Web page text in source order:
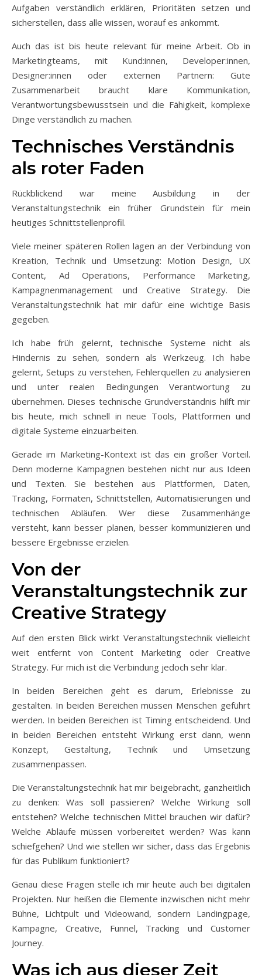
Aufgaben verständlich erklären, Prioritäten setzen und
sicherstellen, dass alle wissen, worauf es ankommt.
Auch das ist bis heute relevant für meine Arbeit. Ob in
Marketingteams, mit Kund:innen, Developer:innen,
Designer:innen oder externen Partnern: Gute
Zusammenarbeit braucht klare Kommunikation,
Verantwortungsbewusstsein und die Fähigkeit, komplexe
Dinge verständlich zu machen.
Technisches Verständnis
als roter Faden
Rückblickend war meine Ausbildung in der
Veranstaltungstechnik ein früher Grundstein für mein
heutiges Schnittstellenprofil.
Viele meiner späteren Rollen lagen an der Verbindung von
Kreation, Technik und Umsetzung: Motion Design, UX
Content, Ad Operations, Performance Marketing,
Kampagnenmanagement und Creative Strategy. Die
Veranstaltungstechnik hat mir dafür eine wichtige Basis
gegeben.
Ich habe früh gelernt, technische Systeme nicht als
Hindernis zu sehen, sondern als Werkzeug. Ich habe
gelernt, Setups zu verstehen, Fehlerquellen zu analysieren
und unter realen Bedingungen Verantwortung zu
übernehmen. Dieses technische Grundverständnis hilft mir
bis heute, mich schnell in neue Tools, Plattformen und
digitale Systeme einzuarbeiten.
Gerade im Marketing-Kontext ist das ein großer Vorteil.
Denn moderne Kampagnen bestehen nicht nur aus Ideen
und Texten. Sie bestehen aus Plattformen, Daten,
Tracking, Formaten, Schnittstellen, Automatisierungen und
technischen Abläufen. Wer diese Zusammenhänge
versteht, kann besser planen, besser kommunizieren und
bessere Ergebnisse erzielen.
Von der
Veranstaltungstechnik zur
Creative Strategy
Auf den ersten Blick wirkt Veranstaltungstechnik vielleicht
weit entfernt von Content Marketing oder Creative
Strategy. Für mich ist die Verbindung jedoch sehr klar.
In beiden Bereichen geht es darum, Erlebnisse zu
gestalten. In beiden Bereichen müssen Menschen geführt
werden. In beiden Bereichen ist Timing entscheidend. Und
in beiden Bereichen entsteht Wirkung erst dann, wenn
Konzept, Gestaltung, Technik und Umsetzung
zusammenpassen.
Die Veranstaltungstechnik hat mir beigebracht, ganzheitlich
zu denken: Was soll passieren? Welche Wirkung soll
entstehen? Welche technischen Mittel brauchen wir dafür?
Welche Abläufe müssen vorbereitet werden? Was kann
schiefgehen? Und wie stellen wir sicher, dass das Ergebnis
für das Publikum funktioniert?
Genau diese Fragen stelle ich mir heute auch bei digitalen
Projekten. Nur heißen die Elemente inzwischen nicht mehr
Bühne, Lichtpult und Videowand, sondern Landingpage,
Kampagne, Creative, Funnel, Tracking und Customer
Journey.
Was ich aus dieser Zeit